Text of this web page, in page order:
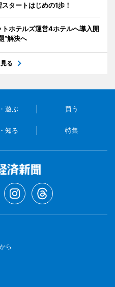
タートはじめの1歩！
トホテルズ運営4ホテルへ導入開
”解決へ
る
遊ぶ 買う
知る 特集
ら